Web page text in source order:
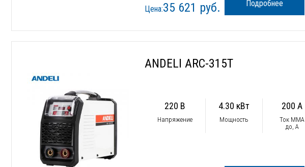
Цена:35 621 руб. Подробнее
ANDELI ARC-315T
220 В
Напряжение
4.30 кВт
Мощность
200 А
Ток ММА
до, А